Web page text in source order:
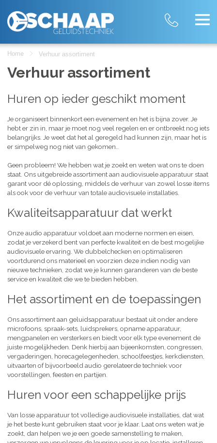
Home Verhuur assortiment
Verhuur assortiment
Huren op ieder geschikt moment
Je organiseert binnenkort een evenement en het is bijna zover. Je
hebt er zin in, maar je moet nog veel regelen en er ontbreekt nog iets
belangrijks. Je weet dat het al geregeld had kunnen zijn, maar het is
er simpelweg nog niet van gekomen..
Geen probleem! We hebben wat je zoekt en weten wat ons te doen
staat. Ons uitgebreide assortiment aan audiovisuele apparatuur staat
garant voor dé oplossing, middels de verhuur van zowel losse items
als ook voor de verhuur van totale audiovisuele installaties.
Kwaliteitsapparatuur dat werkt
Onze audio apparatuur voldoet aan moderne normen en eisen,
zodat je verzekerd bent van perfecte kwaliteit en de best mogelijke
audiovisuele ervaring. We dubbelchecken en optimaliseren
voortdurend ons materieel en voorzien deze indien nodig van
nieuwe technieken, zodat we je kunnen garanderen van de beste
service en kwaliteit die we te bieden hebben.
Het assortiment en de toepassingen
Ons assortiment aan geluidsapparatuur bestaat uit onder andere
microfoons, spraak-sets, luidsprekers, opname apparatuur,
mengpanelen en versterkers en biedt voor elk type evenement de
juiste mogelijkheden. Denk hierbij aan bijeenkomsten, congressen,
vergaderingen, horecagelegenheden, schoolfeestjes, kerkdiensten,
uitvaarten of bijvoorbeeld audio gerelateerde techniek voor
voorstellingen, feesten en partijen.
Huren voor een schappelijke prijs
Van losse apparatuur tot volledige audiovisuele installaties, dat wat
je het beste kunt gebruiken staat voor je klaar. Laat ons weten wat je
zoekt, dan helpen we je een goede samenstelling te maken,